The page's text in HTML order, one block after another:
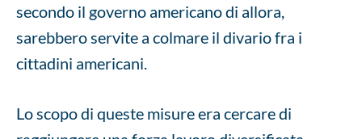
secondo il governo americano di allora,
sarebbero servite a colmare il divario fra i
cittadini americani.
Lo scopo di queste misure era cercare di